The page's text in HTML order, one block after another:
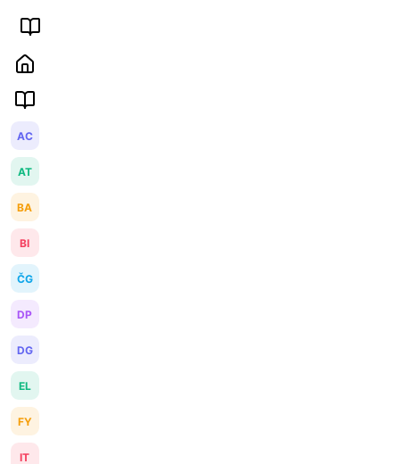
AC
AT
BA
BI
ČG
DP
DG
EL
FY
IT